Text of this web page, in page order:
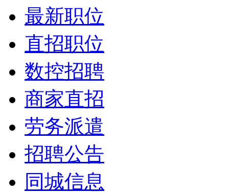
最新职位
直招职位
数控招聘
商家直招
劳务派遣
招聘公告
同城信息